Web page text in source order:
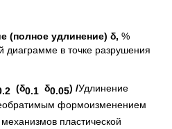
(полное удлинение) δ, %
диаграмме в точке разрушения
(δ0.1 δ0.05) /Удлинение
формоизменением
пластической